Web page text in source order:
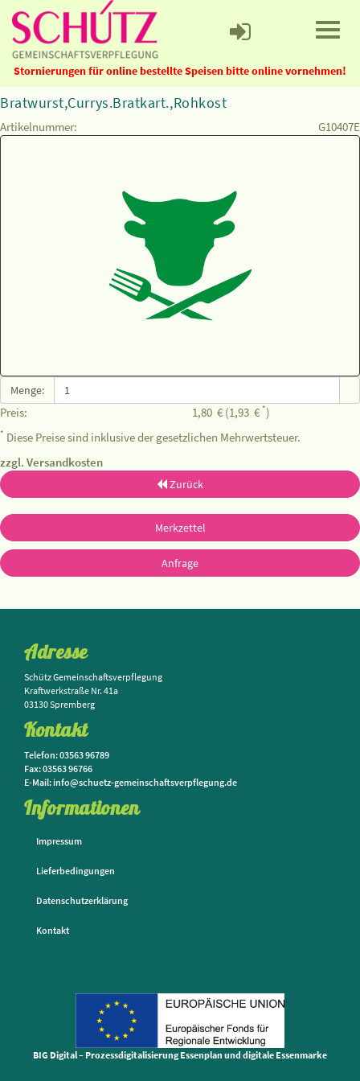
Stornierungen für online bestellte Speisen bitte online vornehmen!
Bratwurst,Currys.Bratkart.,Rohkost
Artikelnummer: G10407E
Menge:
Preis: 1,80 € (1,93 € *)
* Diese Preise sind inklusive der gesetzlichen Mehrwertsteuer.
zzgl. Versandkosten
Zurück
Merkzettel
Anfrage
Adresse
Schütz Gemeinschaftsverpflegung
Kraftwerkstraße Nr. 41a
03130 Spremberg
Kontakt
Telefon: 03563 96789
Fax: 03563 96766
E-Mail: info@schuetz-gemeinschaftsverpflegung.de
Informationen
Impressum
Lieferbedingungen
Datenschutzerklärung
Kontakt
BIG Digital – Prozessdigitalisierung Essenplan und digitale Essenmarke